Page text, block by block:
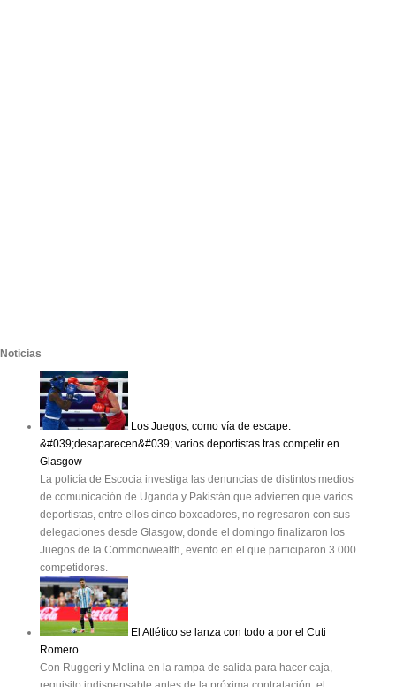
Noticias
Los Juegos, como vía de escape:
&#039;desaparecen&#039; varios deportistas tras competir en
Glasgow
La policía de Escocia investiga las denuncias de distintos medios
de comunicación de Uganda y Pakistán que advierten que varios
deportistas, entre ellos cinco boxeadores, no regresaron con sus
delegaciones desde Glasgow, donde el domingo finalizaron los
Juegos de la Commonwealth, evento en el que participaron 3.000
competidores.
El Atlético se lanza con todo a por el Cuti
Romero
Con Ruggeri y Molina en la rampa de salida para hacer caja,